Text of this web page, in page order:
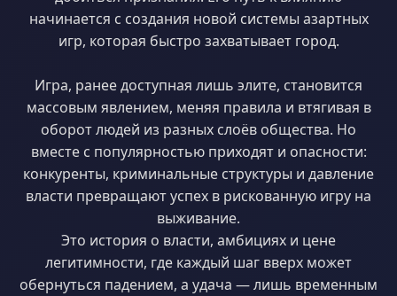
начинается с создания новой системы азартных
игр, которая быстро захватывает город.
Игра, ранее доступная лишь элите, становится
массовым явлением, меняя правила и втягивая в
оборот людей из разных слоёв общества. Но
вместе с популярностью приходят и опасности:
конкуренты, криминальные структуры и давление
власти превращают успех в рискованную игру на
выживание.
Это история о власти, амбициях и цене
легитимности, где каждый шаг вверх может
обернуться падением, а удача — лишь временным